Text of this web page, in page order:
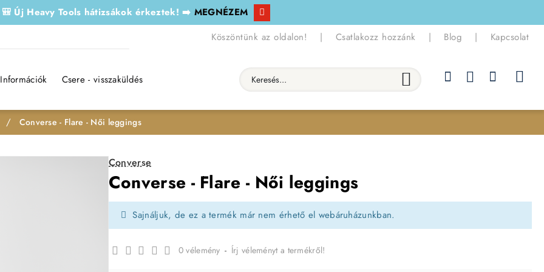
🎒 Új Heavy Tools hátizsákok érkeztek! ➡️ MEGNÉZEM
Köszöntünk az oldalon! | Csatlakozz hozzánk | Blog | Kapcsolat
Információk Csere - visszaküldés Keresés...
Converse - Flare - Női leggings
Converse
Converse - Flare - Női leggings
Sajnáljuk, de ez a termék már nem érhető el webáruházunkban.
0 vélemény - Írj véleményt a termékről!